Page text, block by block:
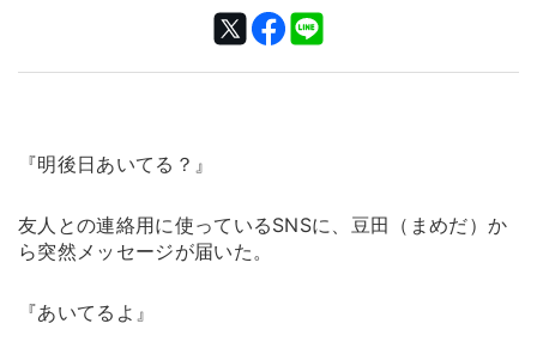
『明後日あいてる？』
友人との連絡用に使っているSNSに、豆田（まめだ）か
ら突然メッセージが届いた。
『あいてるよ』